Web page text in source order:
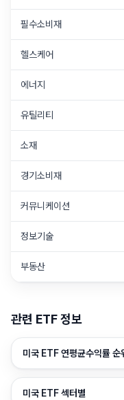
필수소비재
헬스케어
에너지
유틸리티
소재
경기소비재
커뮤니케이션
정보기술
부동산
관련 ETF 정보
미국 ETF 연평균수익률 순
미국 ETF 섹터별